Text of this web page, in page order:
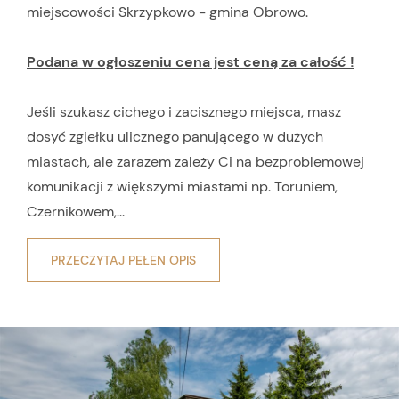
miejscowości Skrzypkowo - gmina Obrowo.
Podana w ogłoszeniu cena jest ceną za całość !
Jeśli szukasz cichego i zacisznego miejsca, masz
dosyć zgiełku ulicznego panującego w dużych
miastach, ale zarazem zależy Ci na bezproblemowej
komunikacji z większymi miastami np. Toruniem,
Czernikowem,...
PRZECZYTAJ PEŁEN OPIS